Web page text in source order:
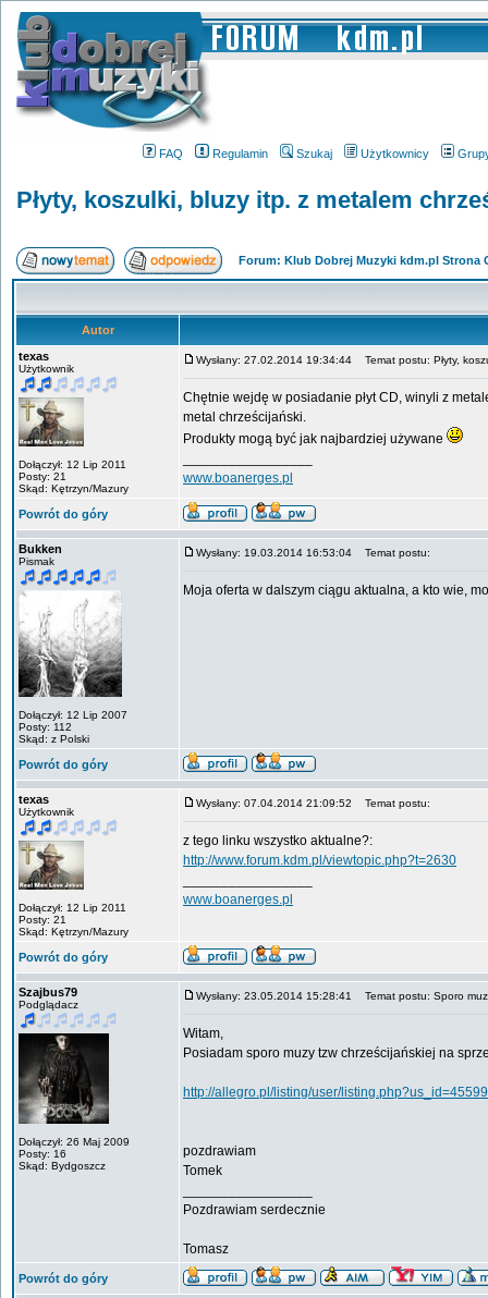
FAQ Regulamin Szukaj Użytkownicy
Płyty, koszulki, bluzy itp. z metalem
Forum: Klub Dobrej Muzyki kdm.pl Strona
Autor
texas
Użytkownik
Dołączył: 12 Lip 2011
Posty: 21
Skąd: Kętrzyn/Mazury
Wysłany: 27.02.2014 19:34:44 Temat postu: Płyty,
Chętnie wejdę w posiadanie płyt CD, winyli z
metal chrześcijański.
Produkty mogą być jak najbardziej używane
www.boanerges.pl
Powrót do góry
Bukken
Pismak
Dołączył: 12 Lip 2007
Posty: 112
Skąd: z Polski
Wysłany: 19.03.2014 16:53:04 Temat postu:
Moja oferta w dalszym ciągu aktualna, a kto wie,
Powrót do góry
texas
Użytkownik
Dołączył: 12 Lip 2011
Posty: 21
Skąd: Kętrzyn/Mazury
Wysłany: 07.04.2014 21:09:52 Temat postu:
z tego linku wszystko aktualne?:
http://www.forum.kdm.pl/viewtopic.php?t=2630
www.boanerges.pl
Powrót do góry
Szajbus79
Podglądacz
Dołączył: 26 Maj 2009
Posty: 16
Skąd: Bydgoszcz
Wysłany: 23.05.2014 15:28:41 Temat postu: Sporo
Witam,
Posiadam sporo muzy tzw chrześcijańskiej na
http://allegro.pl/listing/user/
pozdrawiam
Tomek
Pozdrawiam serdecznie
Tomasz
Powrót do góry